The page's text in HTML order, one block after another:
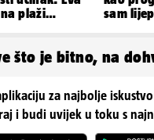
plaži
sam
što je bitno, na
za najbolje
i budi uvijek u toku s